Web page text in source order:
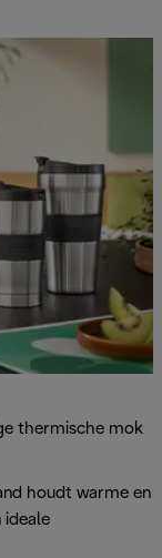
thermische mok
houdt warme en
ideale